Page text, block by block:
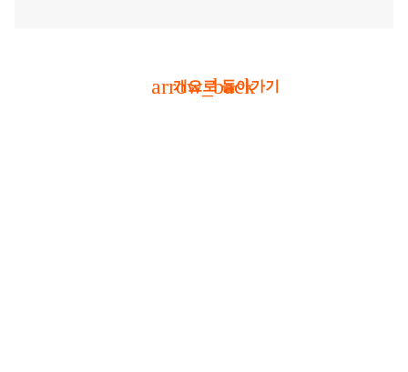
개요로 돌아가기
arrow_back